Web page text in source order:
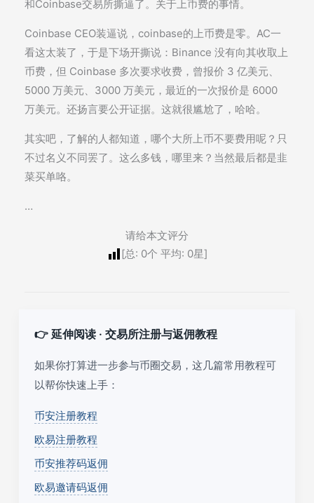
和Coinbase交易所撕逼了。关于上币费的事情。
Coinbase CEO装逼说，coinbase的上币费是零。AC一
看这太装了，于是下场开撕说：Binance 没有向其收取上
币费，但 Coinbase 多次要求收费，曾报价 3 亿美元、
5000 万美元、3000 万美元，最近的一次报价是 6000
万美元。还扬言要公开证据。这就很尴尬了，哈哈。
其实吧，了解的人都知道，哪个大所上币不要费用呢？只
不过名义不同罢了。这么多钱，哪里来？当然最后都是韭
菜买单咯。
…
请给本文评分
[总: 0个 平均: 0星]
👉 延伸阅读 · 交易所注册与返佣教程
如果你打算进一步参与币圈交易，这几篇常用教程可
以帮你快速上手：
币安注册教程
欧易注册教程
币安推荐码返佣
欧易邀请码返佣